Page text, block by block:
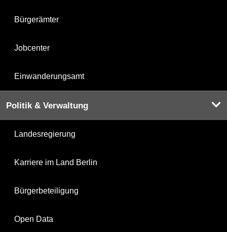
Bürgerämter
Jobcenter
Einwanderungsamt
Politik & Verwaltung
Landesregierung
Karriere im Land Berlin
Bürgerbeteiligung
Open Data